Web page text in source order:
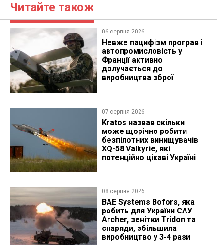
Читайте також
06 серпня 2026
Невже пацифізм програв і
автопромисловість у
Франції активно
долучається до
виробництва зброї
07 серпня 2026
Kratos назвав скільки
може щорічно робити
безпілотних винищувачів
XQ-58 Valkyrie, які
потенційно цікаві Україні
08 серпня 2026
BAE Systems Bofors, яка
робить для України САУ
Archer, зенітки Tridon та
снаряди, збільшила
виробництво у 3-4 рази